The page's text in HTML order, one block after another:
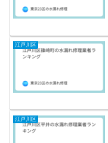
江戸川区
江戸川区